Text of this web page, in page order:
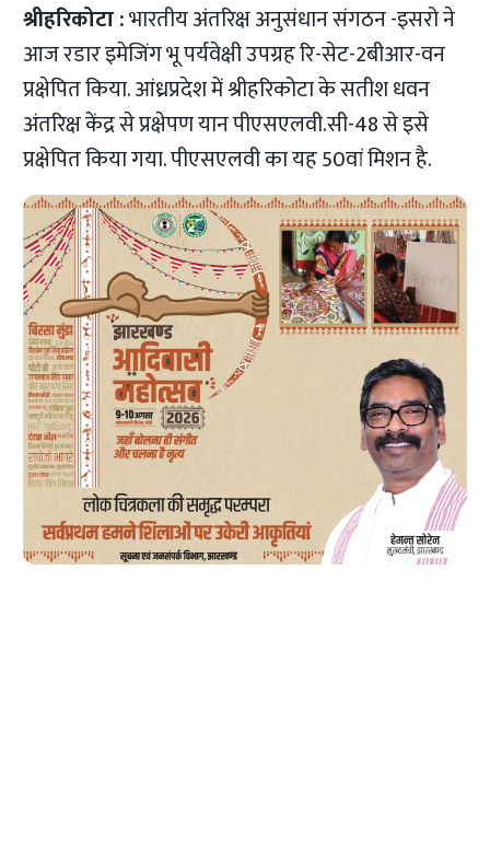
श्रीहरिकोटा :भारतीय अंतरिक्ष अनुसंधान संगठन -इसरो ने
आज रडार इमेजिंग भू पर्यवेक्षी उपग्रह रि-सेट-2बीआर-वन
प्रक्षेपित किया. आंध्रप्रदेश में श्रीहरिकोटा के सतीश धवन
अंतरिक्ष केंद्र से प्रक्षेपण यान पीएसएलवी.सी-48 से इसे
प्रक्षेपित किया गया. पीएसएलवी का यह 50वां मिशन है.